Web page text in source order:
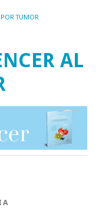
TUMOR
AL